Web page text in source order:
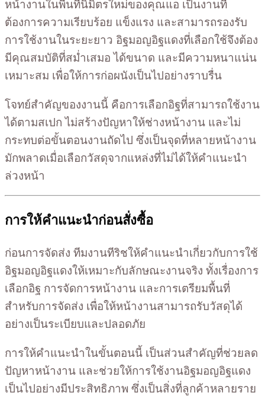
หน้างานในพื้นที่นิมิตรใหม่ของคุณแอ เป็นงานที่
ต้องการความเรียบร้อย แข็งแรง และสามารถรองรับ
การใช้งานในระยะยาว อิฐมอญอิฐแดงที่เลือกใช้จึงต้อง
มีคุณสมบัติที่สม่ำเสมอ ได้ขนาด และมีความหนาแน่น
เหมาะสม เพื่อให้การก่อผนังเป็นไปอย่างราบรื่น
โจทย์สำคัญของงานนี้ คือการเลือกอิฐที่สามารถใช้งาน
ได้ตามสเปก ไม่สร้างปัญหาให้ช่างหน้างาน และไม่
กระทบต่อขั้นตอนงานถัดไป ซึ่งเป็นจุดที่หลายหน้างาน
มักพลาดเมื่อเลือกวัสดุจากแหล่งที่ไม่ได้ให้คำแนะนำ
ล่วงหน้า
การให้คำแนะนำก่อนสั่งซื้อ
ก่อนการจัดส่ง ทีมงานทีริชให้คำแนะนำเกี่ยวกับการใช้
อิฐมอญอิฐแดงให้เหมาะกับลักษณะงานจริง ทั้งเรื่องการ
เลือกอิฐ การจัดการหน้างาน และการเตรียมพื้นที่
สำหรับการจัดส่ง เพื่อให้หน้างานสามารถรับวัสดุได้
อย่างเป็นระเบียบและปลอดภัย
การให้คำแนะนำในขั้นตอนนี้ เป็นส่วนสำคัญที่ช่วยลด
ปัญหาหน้างาน และช่วยให้การใช้งานอิฐมอญอิฐแดง
เป็นไปอย่างมีประสิทธิภาพ ซึ่งเป็นสิ่งที่ลูกค้าหลายราย